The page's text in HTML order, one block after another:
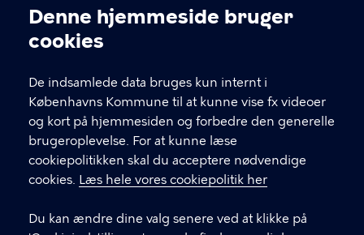
Cookieindstillinger
Denne hjemmeside bruger
cookies
De indsamlede data bruges kun internt i
Københavns Kommune til at kunne vise fx videoer
og kort på hjemmesiden og forbedre den generelle
brugeroplevelse. For at kunne læse
cookiepolitikken skal du acceptere nødvendige
cookies. Læs hele vores cookiepolitik her
Du kan ændre dine valg senere ved at klikke på
Kontakt Københavns Kommune
T
fFind andre kontakter her
CVR-nummer64942212
GENVEJE
Digital Post